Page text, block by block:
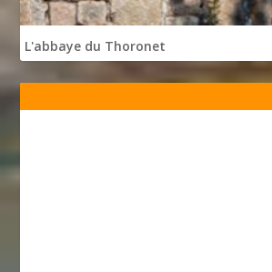
L'abbaye du Thoronet